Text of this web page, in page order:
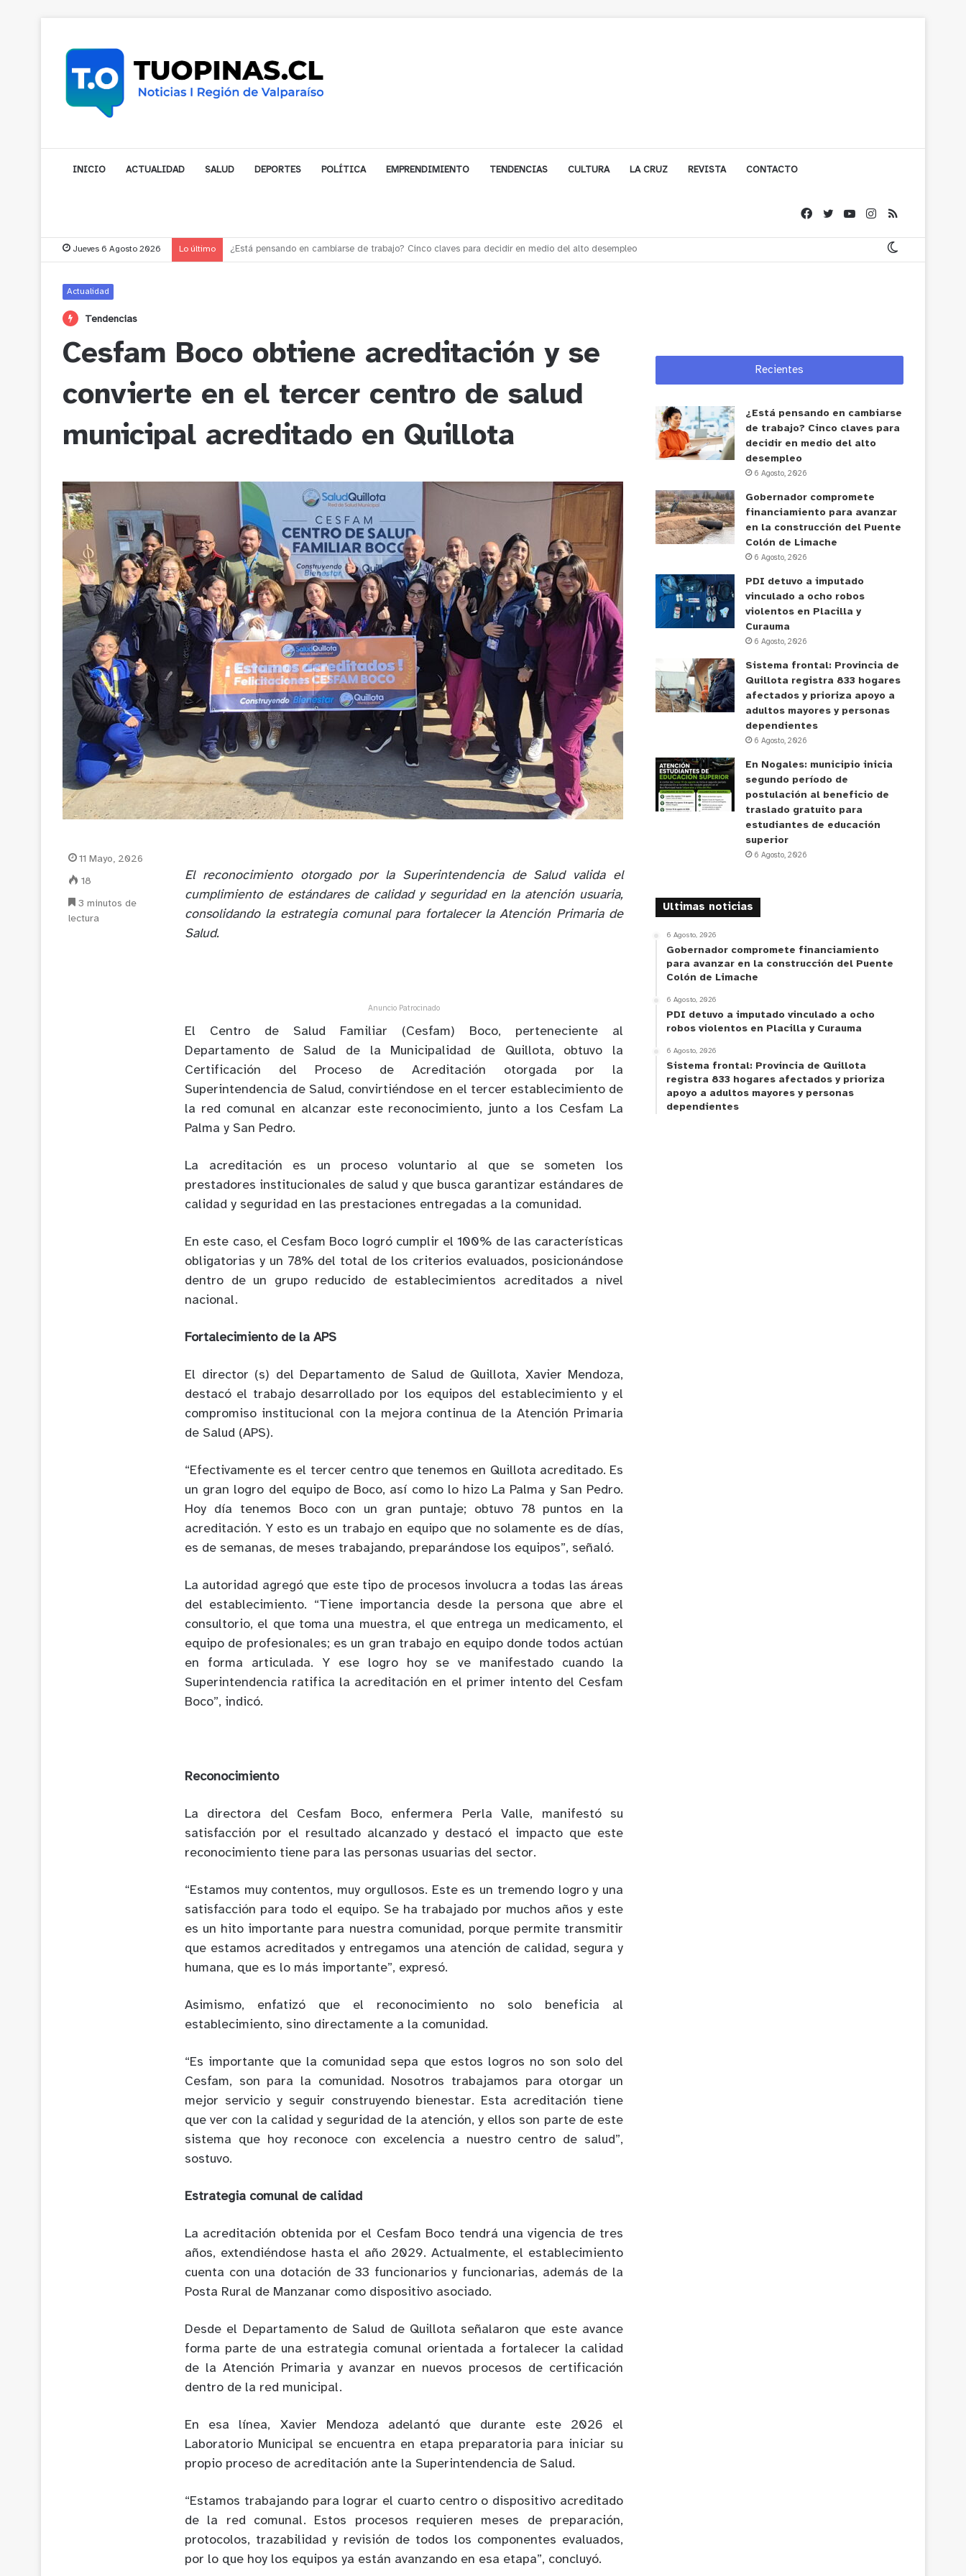
INICIO ACTUALIDAD SALUD DEPORTES POLÍTICA EMPRENDIMIENTO TENDENCIAS CULTURA LA CRUZ REVISTA CONTACTO
Jueves 6 Agosto 2026 Lo último Gobernador compromete financiamiento para avanzar en la construcción del Puente Colón de Limache
Actualidad
Tendencias
Cesfam Boco obtiene acreditación y se
convierte en el tercer centro de salud
municipal acreditado en Quillota
El reconocimiento otorgado por la Superintendencia de Salud valida el
cumplimiento de estándares de calidad y seguridad en la atención usuaria,
consolidando la estrategia comunal para fortalecer la Atención Primaria de
Salud.
Anuncio Patrocinado
El Centro de Salud Familiar (Cesfam) Boco, perteneciente al
Departamento de Salud de la Municipalidad de Quillota, obtuvo la
Certificación del Proceso de Acreditación otorgada por la
Superintendencia de Salud, convirtiéndose en el tercer establecimiento de
la red comunal en alcanzar este reconocimiento, junto a los Cesfam La
Palma y San Pedro.
La acreditación es un proceso voluntario al que se someten los
prestadores institucionales de salud y que busca garantizar estándares de
calidad y seguridad en las prestaciones entregadas a la comunidad.
En este caso, el Cesfam Boco logró cumplir el 100% de las características
obligatorias y un 78% del total de los criterios evaluados, posicionándose
dentro de un grupo reducido de establecimientos acreditados a nivel
nacional.
Fortalecimiento de la APS
El director (s) del Departamento de Salud de Quillota, Xavier Mendoza,
destacó el trabajo desarrollado por los equipos del establecimiento y el
compromiso institucional con la mejora continua de la Atención Primaria
de Salud (APS).
“Efectivamente es el tercer centro que tenemos en Quillota acreditado. Es
un gran logro del equipo de Boco, así como lo hizo La Palma y San Pedro.
Hoy día tenemos Boco con un gran puntaje; obtuvo 78 puntos en la
acreditación. Y esto es un trabajo en equipo que no solamente es de días,
es de semanas, de meses trabajando, preparándose los equipos”, señaló.
La autoridad agregó que este tipo de procesos involucra a todas las áreas
del establecimiento. “Tiene importancia desde la persona que abre el
consultorio, el que toma una muestra, el que entrega un medicamento, el
equipo de profesionales; es un gran trabajo en equipo donde todos actúan
en forma articulada. Y ese logro hoy se ve manifestado cuando la
Superintendencia ratifica la acreditación en el primer intento del Cesfam
Boco”, indicó.
Reconocimiento
La directora del Cesfam Boco, enfermera Perla Valle, manifestó su
satisfacción por el resultado alcanzado y destacó el impacto que este
reconocimiento tiene para las personas usuarias del sector.
“Estamos muy contentos, muy orgullosos. Este es un tremendo logro y una
satisfacción para todo el equipo. Se ha trabajado por muchos años y este
es un hito importante para nuestra comunidad, porque permite transmitir
que estamos acreditados y entregamos una atención de calidad, segura y
humana, que es lo más importante”, expresó.
Asimismo, enfatizó que el reconocimiento no solo beneficia al
establecimiento, sino directamente a la comunidad.
“Es importante que la comunidad sepa que estos logros no son solo del
Cesfam, son para la comunidad. Nosotros trabajamos para otorgar un
mejor servicio y seguir construyendo bienestar. Esta acreditación tiene
que ver con la calidad y seguridad de la atención, y ellos son parte de este
sistema que hoy reconoce con excelencia a nuestro centro de salud”,
sostuvo.
Estrategia comunal de calidad
La acreditación obtenida por el Cesfam Boco tendrá una vigencia de tres
años, extendiéndose hasta el año 2029. Actualmente, el establecimiento
cuenta con una dotación de 33 funcionarios y funcionarias, además de la
Posta Rural de Manzanar como dispositivo asociado.
Desde el Departamento de Salud de Quillota señalaron que este avance
forma parte de una estrategia comunal orientada a fortalecer la calidad
de la Atención Primaria y avanzar en nuevos procesos de certificación
dentro de la red municipal.
En esa línea, Xavier Mendoza adelantó que durante este 2026 el
Laboratorio Municipal se encuentra en etapa preparatoria para iniciar su
propio proceso de acreditación ante la Superintendencia de Salud.
“Estamos trabajando para lograr el cuarto centro o dispositivo acreditado
de la red comunal. Estos procesos requieren meses de preparación,
protocolos, trazabilidad y revisión de todos los componentes evaluados,
por lo que hoy los equipos ya están avanzando en esa etapa”, concluyó.
11 Mayo, 2026
18
3 minutos de
lectura
Recientes
¿Está pensando en cambiarse
de trabajo? Cinco claves para
decidir en medio del alto
desempleo
6 Agosto, 2026
Gobernador compromete
financiamiento para avanzar
en la construcción del Puente
Colón de Limache
6 Agosto, 2026
PDI detuvo a imputado
vinculado a ocho robos
violentos en Placilla y
Curauma
6 Agosto, 2026
Sistema frontal: Provincia de
Quillota registra 833 hogares
afectados y prioriza apoyo a
adultos mayores y personas
dependientes
6 Agosto, 2026
En Nogales: municipio inicia
segundo período de
postulación al beneficio de
traslado gratuito para
estudiantes de educación
superior
6 Agosto, 2026
Ultimas noticias
6 Agosto, 2026
Gobernador compromete financiamiento
para avanzar en la construcción del Puente
Colón de Limache
6 Agosto, 2026
PDI detuvo a imputado vinculado a ocho
robos violentos en Placilla y Curauma
6 Agosto, 2026
Sistema frontal: Provincia de Quillota
registra 833 hogares afectados y prioriza
apoyo a adultos mayores y personas
dependientes